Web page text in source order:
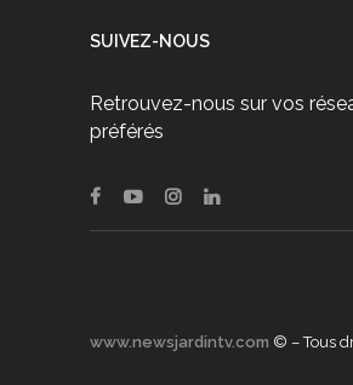
SUIVEZ-NOUS
Retrouvez-nous sur vos
préférés
www.newsjardintv.com © – Tous